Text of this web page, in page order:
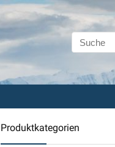
Produktkategorien